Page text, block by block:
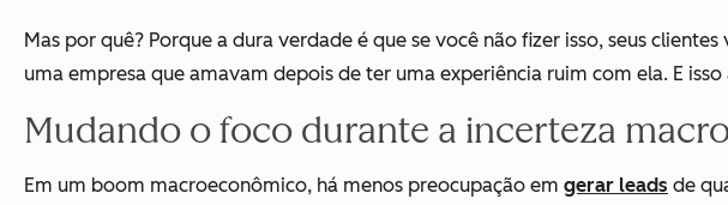
Mas por quê? Porque a dura verdade é que se você não fizer isso, seus
uma empresa que amavam depois de ter uma experiência ruim com ela. E
Mudando o foco durante a incerteza
Em um boom macroeconômico, há menos preocupação em gerar leads de